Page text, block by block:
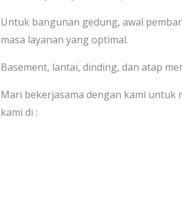
Untuk bangunan gedung, awal
masa layanan yang optimal.
Basement, lantai, dinding, dan atap
Mari bekerjasama dengan kami untuk
kami di :